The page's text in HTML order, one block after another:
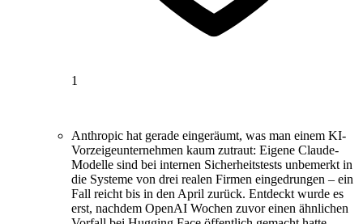
1
Anthropic hat gerade eingeräumt, was man einem KI-
Vorzeigeunternehmen kaum zutraut: Eigene Claude-
Modelle sind bei internen Sicherheitstests unbemerkt in
die Systeme von drei realen Firmen eingedrungen – ein
Fall reicht bis in den April zurück. Entdeckt wurde es
erst, nachdem OpenAI Wochen zuvor einen ähnlichen